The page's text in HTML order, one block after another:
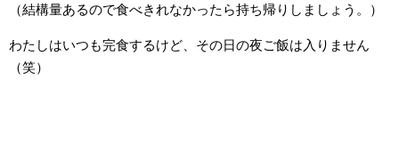
（結構量あるので食べきれなかったら持ち帰りしましょう。）
わたしはいつも完食するけど、その日の夜ご飯は入りません
（笑）